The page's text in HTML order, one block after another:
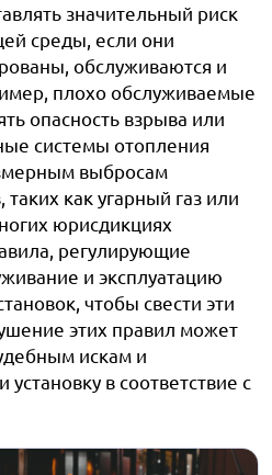
значительный риск
среды, если они
обслуживаются и
плохо обслуживаемые
опасность взрыва или
системы отопления
выбросам
как угарный газ или
юрисдикциях
регулирующие
и эксплуатацию
чтобы свести эти
этих правил может
искам и
в соответствие с